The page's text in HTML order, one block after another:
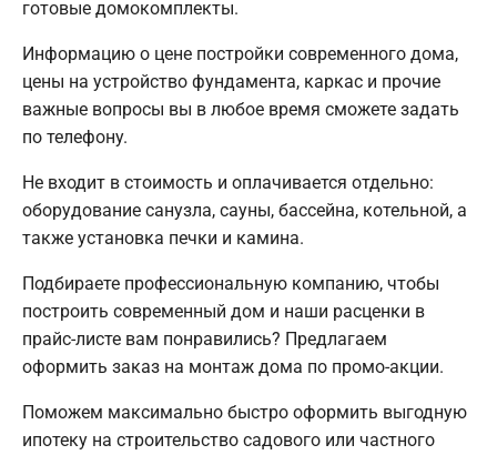
готовые домокомплекты.
Информацию о цене постройки современного дома,
цены на устройство фундамента, каркас и прочие
важные вопросы вы в любое время сможете задать
по телефону.
Не входит в стоимость и оплачивается отдельно:
оборудование санузла, сауны, бассейна, котельной, а
также установка печки и камина.
Подбираете профессиональную компанию, чтобы
построить современный дом и наши расценки в
прайс-листе вам понравились? Предлагаем
оформить заказ на монтаж дома по промо-акции.
Поможем максимально быстро оформить выгодную
ипотеку на строительство садового или частного